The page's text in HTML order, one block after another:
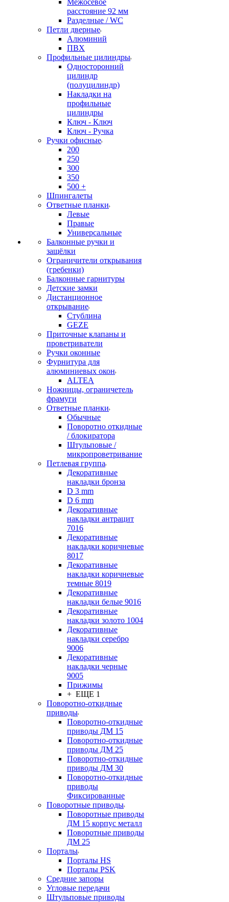
Межосевое
расстояние 92 мм
Разделные / WC
Петли дверные
Алюминий
ПВХ
Профильные цилиндры
Односторонний
цилиндр
(полуцилиндр)
Накладки на
профильные
цилиндры
Ключ - Ключ
Ключ - Ручка
Ручки офисные
200
250
300
350
500 +
Шпингалеты
Ответные планки
Левые
Правые
Универсальные
Балконные ручки и
защёлки
Ограничители открывания
(гребенки)
Балконные гарнитуры
Детские замки
Дистанционное
открывание
Стублина
GEZE
Приточные клапаны и
проветриватели
Ручки оконные
Фурнитура для
алюминиевых окон
ALTEA
Ножницы, ограничетель
фрамуги
Ответные планки
Обычные
Поворотно откидные
/ блокиратора
Штульповые /
микропроветривание
Петлевая группа
Декоративные
накладки бронза
D 3 mm
D 6 mm
Декоративные
накладки антрацит
7016
Декоративные
накладки коричневые
8017
Декоративные
накладки коричневые
темные 8019
Декоративные
накладки белые 9016
Декоративные
накладки золото 1004
Декоративные
накладки серебро
9006
Декоративные
накладки черные
9005
Прижимы
+ ЕЩЕ 1
Поворотно-откидные
приводы
Поворотно-откидные
приводы ДМ 15
Поворотно-откидные
приводы ДМ 25
Поворотно-откидные
приводы ДМ 30
Поворотно-откидные
приводы
Фиксированные
Поворотные приводы
Поворотные приводы
ДМ 15 корпус металл
Поворотные приводы
ДМ 25
Порталы
Порталы HS
Порталы PSK
Средние запоры
Угловые передачи
Штульповые приводы